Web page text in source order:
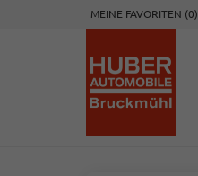
MEINE FAVORITEN (0)